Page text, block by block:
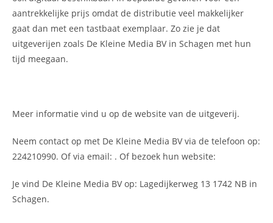
aantrekkelijke prijs omdat de distributie veel makkelijker
gaat dan met een tastbaat exemplaar. Zo zie je dat
uitgeverijen zoals De Kleine Media BV in Schagen met hun
tijd meegaan.
Meer informatie vind u op de website van de uitgeverij.
Neem contact op met De Kleine Media BV via de telefoon op:
224210990. Of via email: . Of bezoek hun website:
Je vind De Kleine Media BV op: Lagedijkerweg 13 1742 NB in
Schagen.